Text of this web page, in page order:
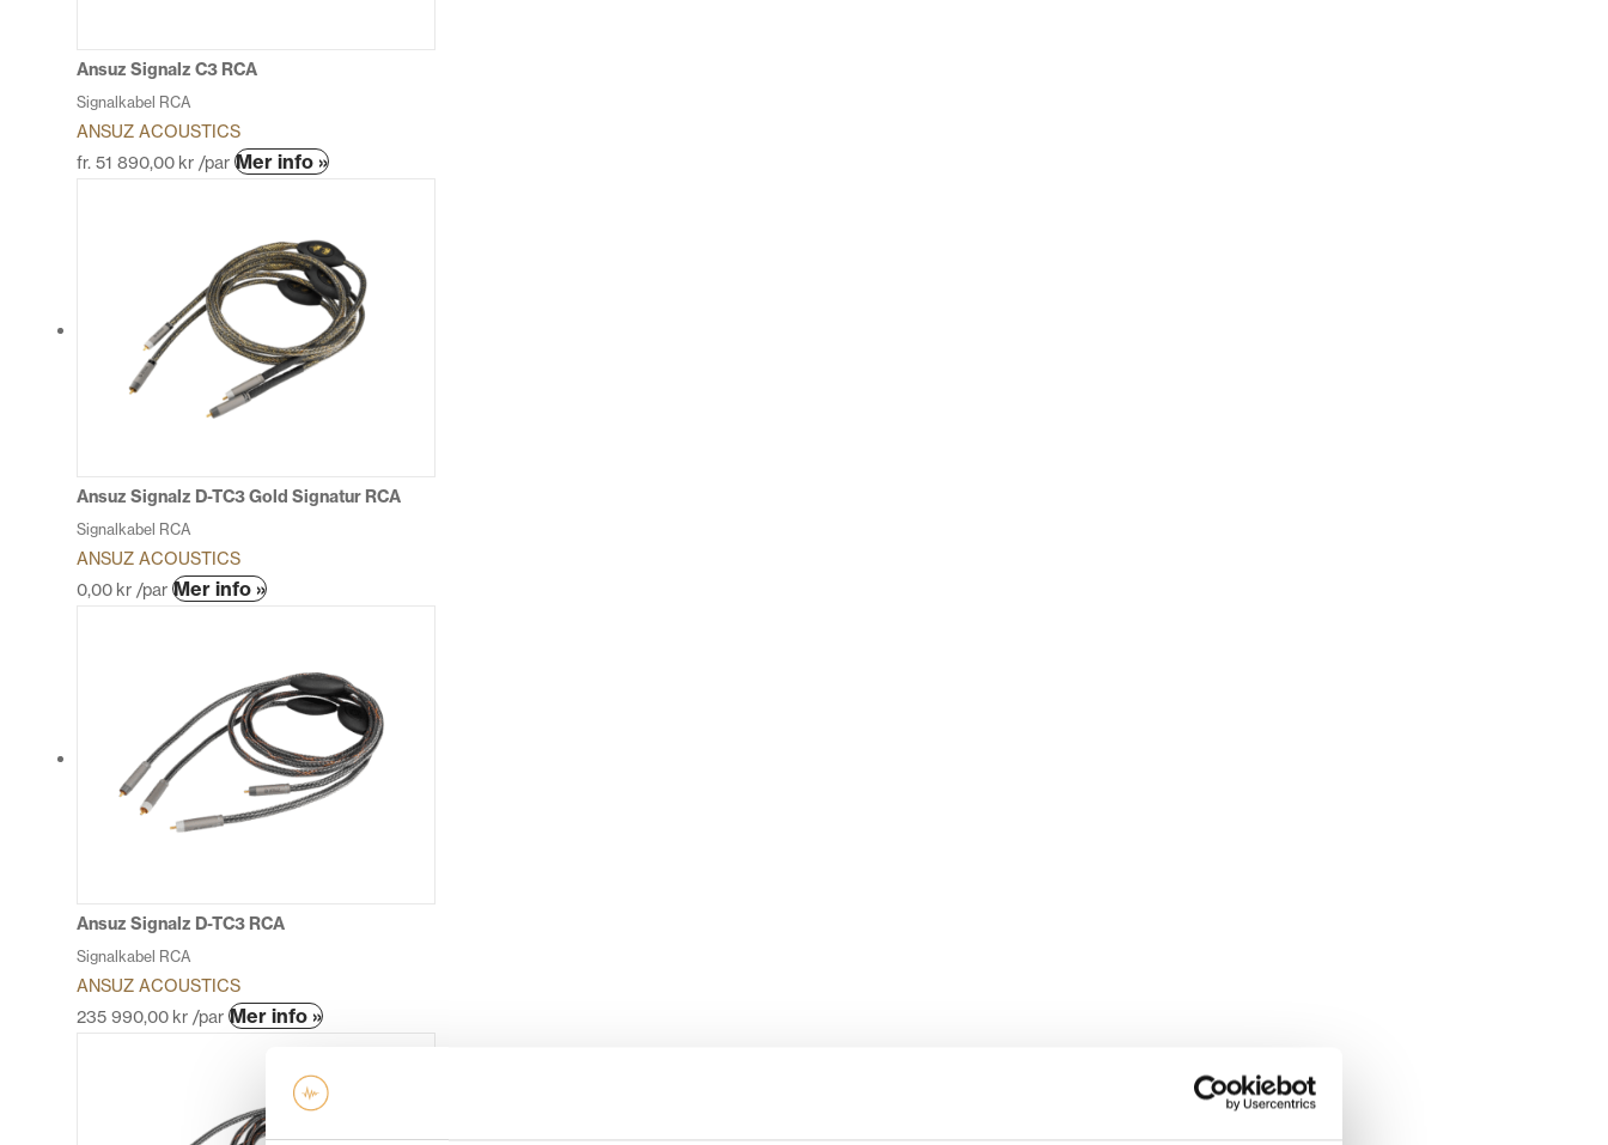
Ansuz Signalz C3 RCA
Signalkabel RCA
ANSUZ ACOUSTICS
fr. 51 890,00 kr /par Mer info »Den
har
flera
varianter.
De
olika
produktsidan
Ansuz Signalz D-TC3 Gold Signatur RCA
Signalkabel RCA
ANSUZ ACOUSTICS
0,00 kr /par Mer info »Den
flera
varianter.
De
olika
alternativen
produktsidan
Ansuz Signalz D-TC3 RCA
Signalkabel RCA
ANSUZ ACOUSTICS
235 990,00 kr /par Mer info »Den
här
har